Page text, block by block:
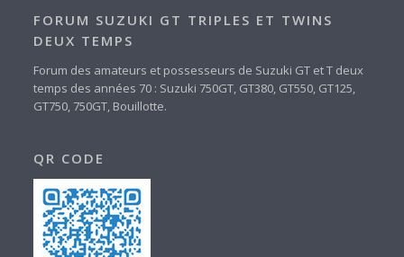
FORUM SUZUKI GT TRIPLES ET TWINS
DEUX TEMPS
Forum des amateurs et possesseurs de Suzuki GT et T deux
temps des années 70 : Suzuki 750GT, GT380, GT550, GT125,
GT750, 750GT, Bouillotte.
QR CODE